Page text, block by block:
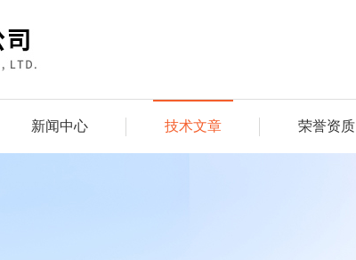
新闻中心 技术文章 荣誉资质